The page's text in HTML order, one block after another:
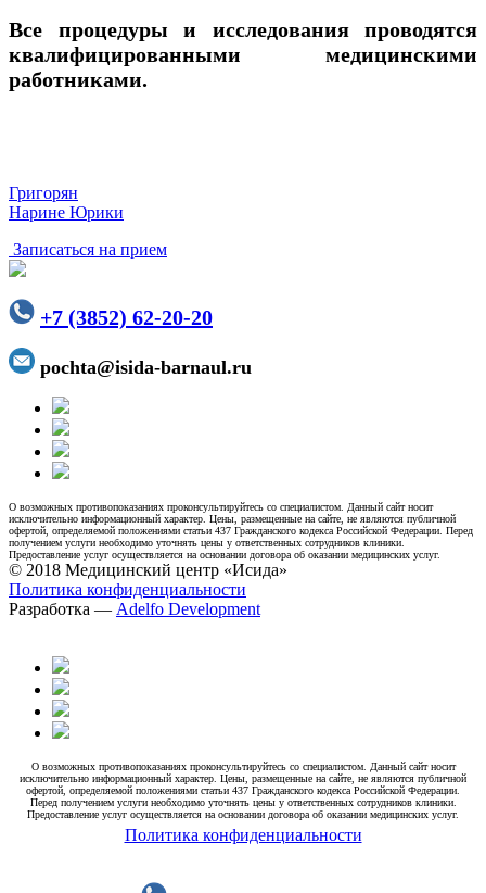
Все процедуры и исследования проводятся
квалифицированными медицинскими
работниками.
Григорян
Нарине Юрики
Записаться на прием
+7 (3852) 62-20-20
pochta@isida-barnaul.ru
О возможных противопоказаниях проконсультируйтесь со специалистом. Данный сайт носит
исключительно информационный характер. Цены, размещенные на сайте, не являются публичной
офертой, определяемой положениями статьи 437 Гражданского кодекса Российской Федерации. Перед
получением услуги необходимо уточнять цены у ответственных сотрудников клиники.
Предоставление услуг осуществляется на основании договора об оказании медицинских услуг.
© 2018 Медицинский центр «Исида»
Политика конфиденциальности
Разработка — Adelfo Development
О возможных противопоказаниях проконсультируйтесь со специалистом. Данный сайт носит
исключительно информационный характер. Цены, размещенные на сайте, не являются публичной
офертой, определяемой положениями статьи 437 Гражданского кодекса Российской Федерации.
Перед получением услуги необходимо уточнять цены у ответственных сотрудников клиники.
Предоставление услуг осуществляется на основании договора об оказании медицинских услуг.
Политика конфиденциальности